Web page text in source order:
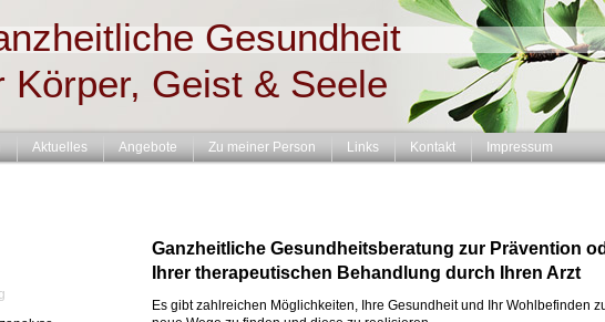
Gesundheit
Körper, Geist & Seele
Aktuelles Angebote Zu meiner Person Links Kontakt Impressum
Ganzheitliche Gesundheitsberatung zur Prävention
Ihrer therapeutischen Behandlung durch Ihren Arzt
Es gibt zahlreichen Möglichkeiten, Ihre Gesundheit und Ihr Wohlbefinden